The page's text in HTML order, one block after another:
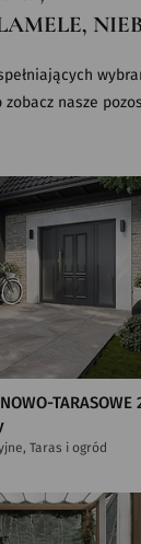
zobacz nasze
TARASOWE
Taras i ogród